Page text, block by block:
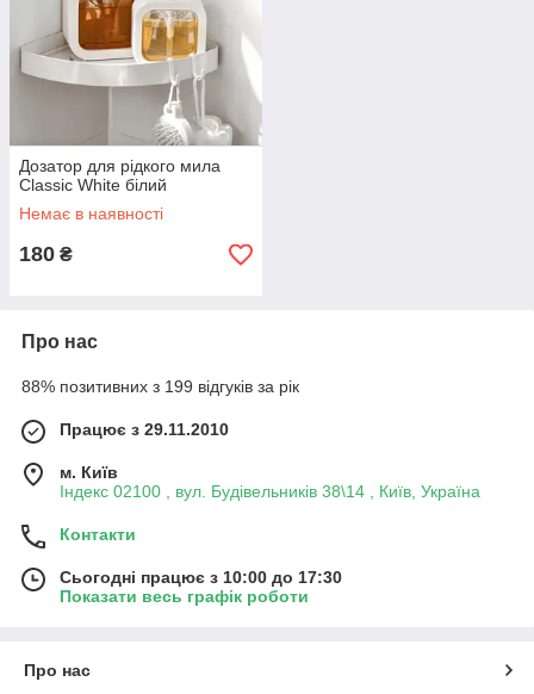
Дозатор для рідкого мила
Classic White білий
Немає в наявності
180 ₴
Про нас
88% позитивних з 199 відгуків за рік
Працює з 29.11.2010
м. Київ
Індекс 02100 , вул. Будівельників 38\14 , Київ, Україна
Контакти
Сьогодні працює з 10:00 до 17:30
Показати весь графік роботи
Про нас